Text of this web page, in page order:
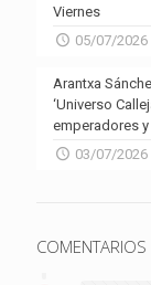
Viernes
05/07/2026
Arantxa
‘Universo
emperadores
03/07/2026
COMENTARIOS